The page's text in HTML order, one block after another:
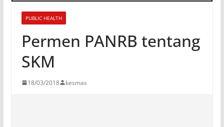
PUBLIC HEALTH
Permen PANRB tentang
SKM
18/03/2018 kesmas